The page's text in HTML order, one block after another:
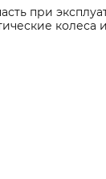
при
колеса